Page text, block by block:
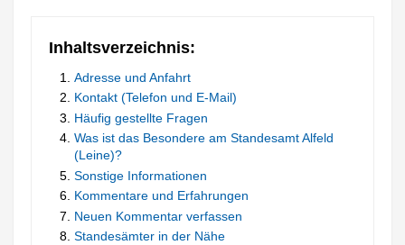
Inhaltsverzeichnis:
Adresse und Anfahrt
Kontakt (Telefon und E-Mail)
Häufig gestellte Fragen
Was ist das Besondere am Standesamt Alfeld
(Leine)?
Sonstige Informationen
Kommentare und Erfahrungen
Neuen Kommentar verfassen
Standesämter in der Nähe